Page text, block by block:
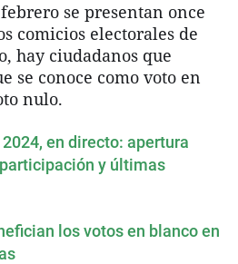
se presentan once
comicios electorales de
hay ciudadanos que
se conoce como voto en
nulo.
en directo: apertura
y últimas
los votos en blanco en